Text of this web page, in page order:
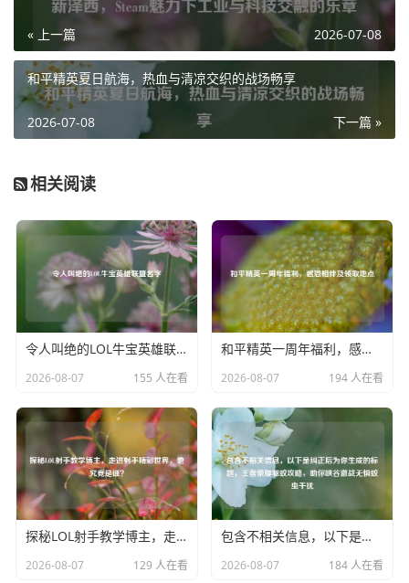
个性化的追求,更在实际游戏中带来了实实在在的优势。
PUBG 小黑盒 app 的签到系统还巧妙地结合了社交元素，玩
家们可以通过签到排行榜，看到自己与其他玩家签到天数的
对比，这无疑激发了大家的竞争意识，每天都想要坚持签
到，超越他人，成为签到达人，这种社交互动让玩家之间有
了更多的话题和比较,也让游戏社区的氛围更加活跃。
签到还像是一种对游戏热爱的仪式感，无论当天游戏战况如
宣告：我依然在这里，热爱如初，它是玩家与游戏之间的一
种默契约定,让玩家在忙碌的生活中始终保持着与游戏的紧密
联系。
PUBG 小黑盒 app 的签到功能，不仅仅是一个简单的日常任
务，更是连接玩家与游戏的情感纽带，带来乐趣、福利与社
交互动，成为了玩家游戏生活中一道独特而又美好的风景
线。
« 上一篇 2026-07-08
和平精英夏日航海，热血与清凉交织的战场畅享
下一篇 »
2026-07-08
相关阅读
令人叫绝的LOL牛宝英雄联盟名字
2026-08-07 155 人在看
和平精英一周年福利，感恩相伴及领取地点
2026-08-07 194 人在看
探秘LOL射手教学博主，走进射手精彩世界，他究竟是谁？
2026-08-07 129 人在看
包含不相关信息，以下是纠正后为你生成的标题，王者荣耀驱蚊攻略，助你峡谷激战无惧蚊虫干扰
2026-08-07 184 人在看